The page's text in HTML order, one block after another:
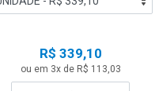
R$ 339,10
ou em 3x de R$ 113,03